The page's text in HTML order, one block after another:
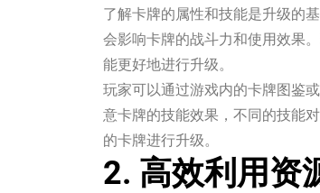
了解卡牌的属性和技能是升级的
会影响卡牌的战斗力和使用效果
能更好地进行升级。
玩家可以通过游戏内的卡牌图鉴
意卡牌的技能效果，不同的技能
的卡牌进行升级。
2. 高效利用资